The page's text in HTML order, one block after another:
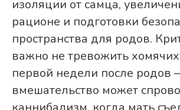
изоляции от самца,
рационе и подготовки
пространства для родов.
важно не тревожить
первой недели после родов
вмешательство может